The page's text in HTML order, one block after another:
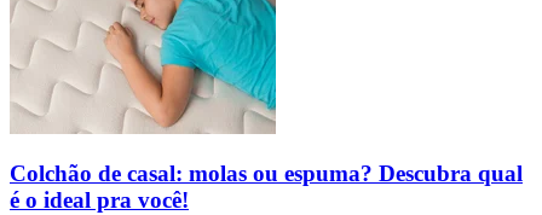
Colchão de casal: molas ou espuma? Descubra qual
é o ideal pra você!